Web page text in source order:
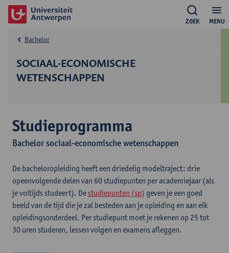
MENU
ZOEK
SOCIAAL-ECONOMISCHE
WETENSCHAPPEN
Bachelor
Studieprogramma
Bachelor sociaal-economische wetenschappen
De bacheloropleiding heeft een driedelig modeltraject: drie
opeenvolgende delen van 60 studiepunten per academiejaar (als
je voltijds studeert). De studiepunten (sp) geven je een goed
beeld van de tijd die je zal besteden aan je opleiding en aan elk
opleidingsonderdeel. Per studiepunt moet je rekenen op 25 tot
30 uren studeren, lessen volgen en examens afleggen.